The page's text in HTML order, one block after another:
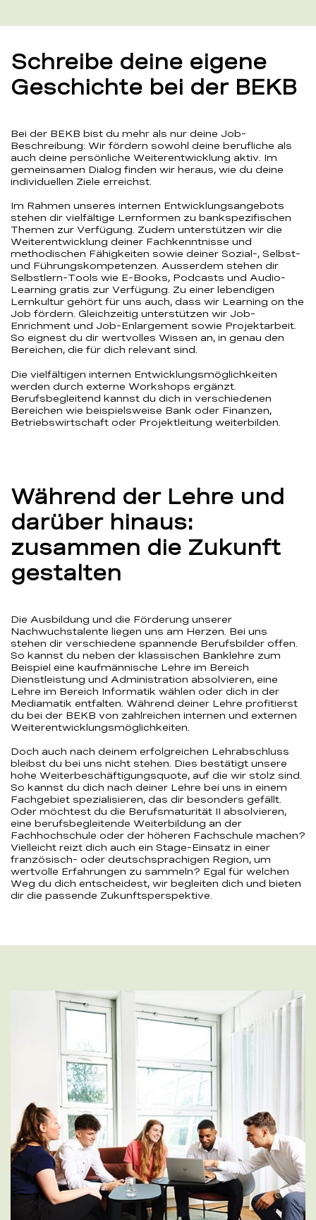
Schreibe deine eigene
Geschichte bei der BEKB
Bei der BEKB bist du mehr als nur deine Job-
Beschreibung: Wir fördern sowohl deine berufliche als
auch deine persönliche Weiterentwicklung aktiv. Im
gemeinsamen Dialog finden wir heraus, wie du deine
individuellen Ziele erreichst.
Im Rahmen unseres internen Entwicklungsangebots
stehen dir vielfältige Lernformen zu bankspezifischen
Themen zur Verfügung. Zudem unterstützen wir die
Weiterentwicklung deiner Fachkenntnisse und
methodischen Fähigkeiten sowie deiner Sozial-, Selbst-
und Führungskompetenzen. Ausserdem stehen dir
Selbstlern-Tools wie E-Books, Podcasts und Audio-
Learning gratis zur Verfügung. Zu einer lebendigen
Lernkultur gehört für uns auch, dass wir Learning on the
Job fördern. Gleichzeitig unterstützen wir Job-
Enrichment und Job-Enlargement sowie Projektarbeit.
So eignest du dir wertvolles Wissen an, in genau den
Bereichen, die für dich relevant sind.
Die vielfältigen internen Entwicklungsmöglichkeiten
werden durch externe Workshops ergänzt.
Berufsbegleitend kannst du dich in verschiedenen
Bereichen wie beispielsweise Bank oder Finanzen,
Betriebswirtschaft oder Projektleitung weiterbilden.
Während der Lehre und
darüber hinaus:
zusammen die Zukunft
gestalten
Die Ausbildung und die Förderung unserer
Nachwuchstalente liegen uns am Herzen. Bei uns
stehen dir verschiedene spannende Berufsbilder offen.
So kannst du neben der klassischen Banklehre zum
Beispiel eine kaufmännische Lehre im Bereich
Dienstleistung und Administration absolvieren, eine
Lehre im Bereich Informatik wählen oder dich in der
Mediamatik entfalten. Während deiner Lehre profitierst
du bei der BEKB von zahlreichen internen und externen
Weiterentwicklungsmöglichkeiten.
Doch auch nach deinem erfolgreichen Lehrabschluss
bleibst du bei uns nicht stehen. Dies bestätigt unsere
hohe Weiterbeschäftigungsquote, auf die wir stolz sind.
So kannst du dich nach deiner Lehre bei uns in einem
Fachgebiet spezialisieren, das dir besonders gefällt.
Oder möchtest du die Berufsmaturität II absolvieren,
eine berufsbegleitende Weiterbildung an der
Fachhochschule oder der höheren Fachschule machen?
Vielleicht reizt dich auch ein Stage-Einsatz in einer
französisch- oder deutschsprachigen Region, um
wertvolle Erfahrungen zu sammeln? Egal für welchen
Weg du dich entscheidest, wir begleiten dich und bieten
dir die passende Zukunftsperspektive.